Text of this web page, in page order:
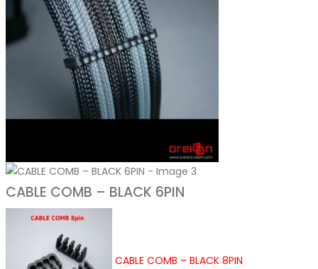
CABLE COMB – BLACK 6PIN
CABLE COMB – BLACK 8PIN